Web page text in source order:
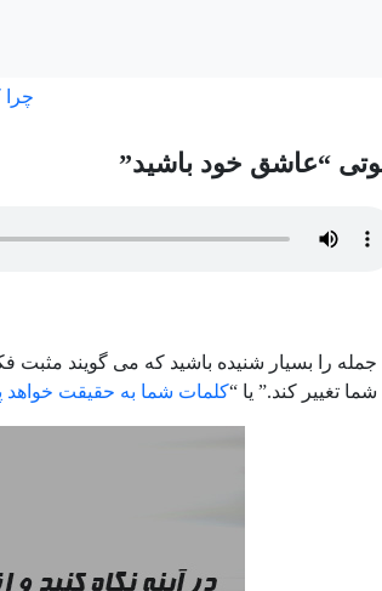
“عاشق خود باشید”
جمله را بسیار شنیده باشید که می گویند مثبت
تغییر کند.” یا “کلمات شما به حقیقت